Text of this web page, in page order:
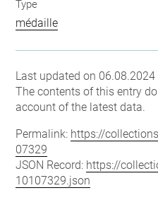
Type
médaille
Last updated on 06.08.2024
The contents of this entry
account of the latest data.
Permalink: https://
07329
JSON Record: https://
10107329.json